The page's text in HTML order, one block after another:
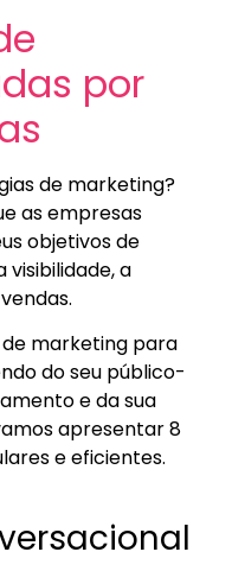
por
de marketing?
as empresas
objetivos de
a
marketing para
do seu público-
e da sua
apresentar 8
e eficientes.